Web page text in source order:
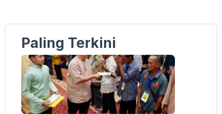
Paling Terkini